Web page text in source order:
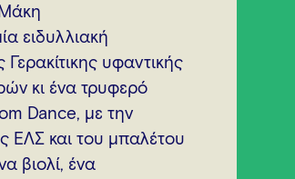
ειδυλλιακή
υφαντικής
κι ένα τρυφερό
Dance, με την
ΕΛΣ και του μπαλέτου
βιολί, ένα